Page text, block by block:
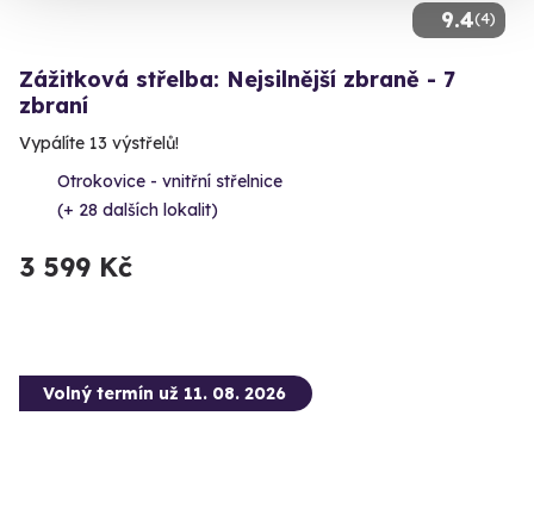
9.4(4)
Zážitková střelba: Nejsilnější zbraně - 7
zbraní
Vypálíte 13 výstřelů!
Otrokovice - vnitřní střelnice
(+ 28 dalších lokalit)
3 599 Kč
Volný termín už 11. 08. 2026